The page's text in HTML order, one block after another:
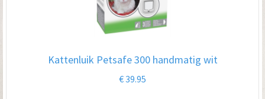
Kattenluik Petsafe 300 handmatig wit
€39.95